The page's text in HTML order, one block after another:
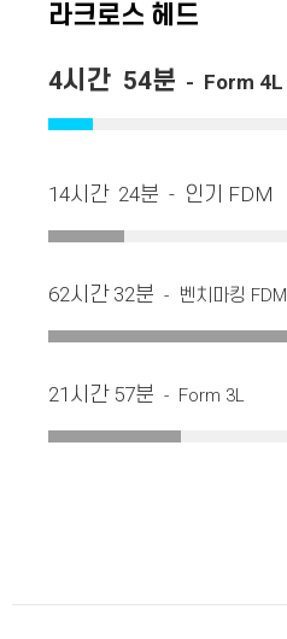
라크로스 헤드
4시간 54분 - Form 4L
14시간 24분 - 인기 FDM
62시간 32분 - 벤치마킹 FDM
21시간 57분 - Form 3L